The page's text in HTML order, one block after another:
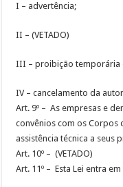
I – advertência;
II – (VETADO)
III – proibição temporária
IV – cancelamento da
Art. 9º – As empresas e
convênios com os Corpos
assistência técnica a seus
Art. 10º – (VETADO)
Art. 11º – Esta Lei entra